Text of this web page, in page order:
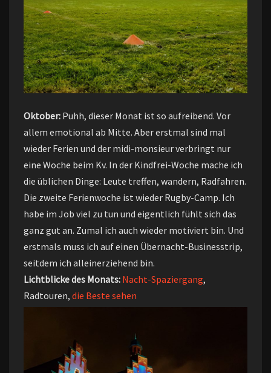
Oktober: Puhh, dieser Monat ist so aufreibend. Vor
allem emotional ab Mitte. Aber erstmal sind mal
wieder Ferien und der midi-monsieur verbringt nur
eine Woche beim Kv. In der Kindfrei-Woche mache ich
die üblichen Dinge: Leute treffen, wandern, Radfahren.
Die zweite Ferienwoche ist wieder Rugby-Camp. Ich
habe im Job viel zu tun und eigentlich fühlt sich das
ganz gut an. Zumal ich auch wieder motiviert bin. Und
erstmals muss ich auf einen Übernacht-Businesstrip,
seitdem ich alleinerziehend bin.
Lichtblicke des Monats: Nacht-Spaziergang,
Radtouren, die Beste sehen